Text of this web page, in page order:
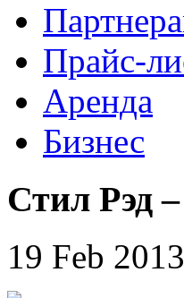
Прайс-
Аренда
Бизнес
Стил Рэд
19 Feb 2013